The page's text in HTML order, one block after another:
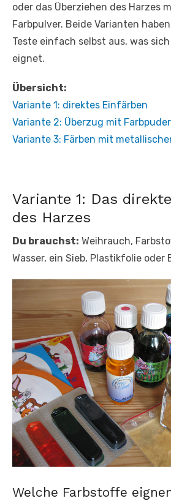
oder das Überziehen des Harzes
Farbpulver. Beide Varianten
Teste einfach selbst aus, was
eignet.
Übersicht:
Variante 1: direktes Einfärben
Variante 2: Überzug mit Farbpuder
Variante 3: Färben mit
Variante 1: Das
des Harzes
Du brauchst: Weihrauch,
Wasser, ein Sieb, Plastikfolie oder
Welche Farbstoffe